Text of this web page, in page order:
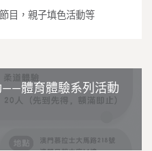
目，親子填色活動等
——體育體驗系列活動